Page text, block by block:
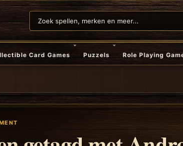
Card Games Puzzels Role Playing